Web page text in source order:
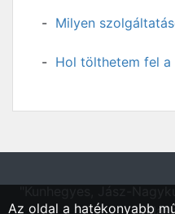
Milyen
Hol tölthetem fel
Az oldal a hatékonyabb